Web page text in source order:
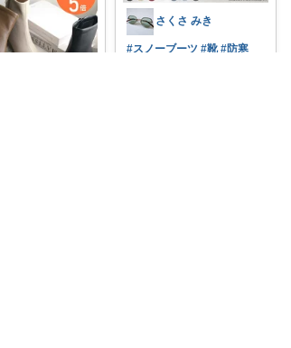
さくさ みき
#スノーブーツ #靴 #防寒